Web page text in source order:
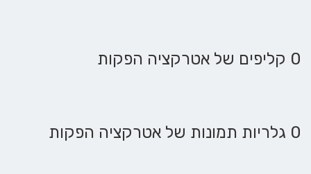
0 קליפים של אטרקציה הפקות
0 גלריות תמונות של אטרקציה הפקות